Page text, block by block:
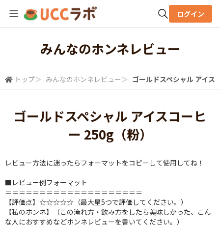
ログイン
みんなのホンネレビュー
トップ＞ みんなのホンネレビュー ＞ ゴールドスペシャル アイス
ゴールドスペシャル アイスコーヒ
ー 250g（粉）
レビュー方法に迷ったらフォーマットをコピーして使用してね！
■レビュー例フォーマット
＝＝＝＝＝＝＝＝＝＝＝＝＝＝＝＝＝＝＝＝
【評価点】☆☆☆☆☆（最大星5つで評価してください。）
【私のホンネ】（この淹れ方・飲み方をしたら美味しかった、こん
な人におすすめなどホンネレビューを書いてください。）